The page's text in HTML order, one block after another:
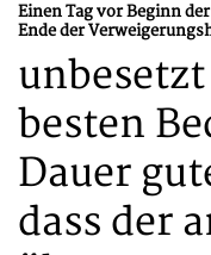
Einen Tag vor Beginn
Ende der
besten
Dauer
dass der